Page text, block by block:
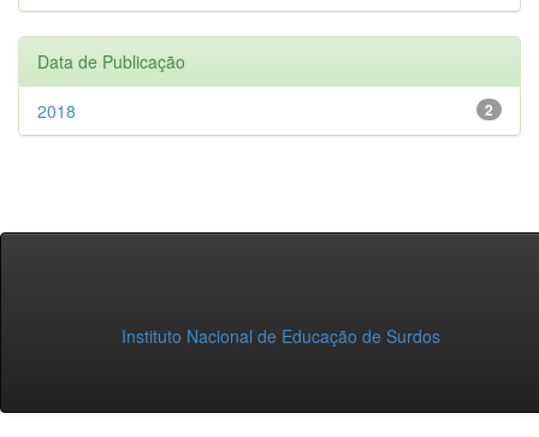
Data de Publicação
2
2018
Instituto Nacional de Educação de Surdos